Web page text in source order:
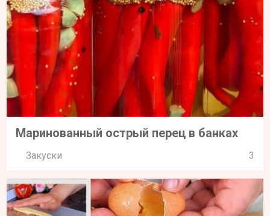
Маринованный острый перец в банках
Закуски 3